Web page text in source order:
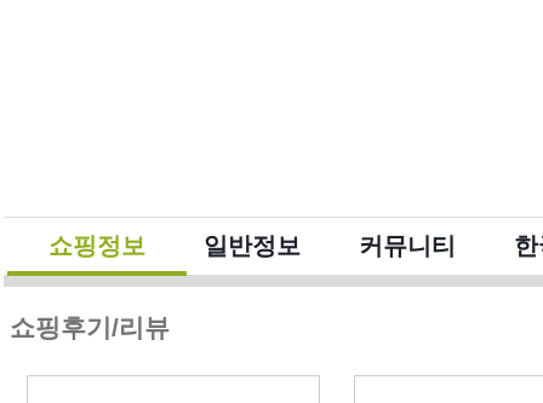
쇼핑정보 일반정보 커뮤니티
쇼핑후기/리뷰